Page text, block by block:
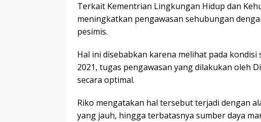
Terkait Kementrian Lingkungan Hidup dan
meningkatkan pengawasan sehubungan
pesimis.
Hal ini disebabkan karena melihat pada
2021, tugas pengawasan yang dilakukan oleh
secara optimal.
Riko mengatakan hal tersebut terjadi dengan
yang jauh, hingga terbatasnya sumber daya